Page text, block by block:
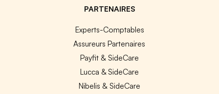
PARTENAIRES
Experts-Comptables
Assureurs Partenaires
Payfit & SideCare
Lucca & SideCare
Nibelis & SideCare